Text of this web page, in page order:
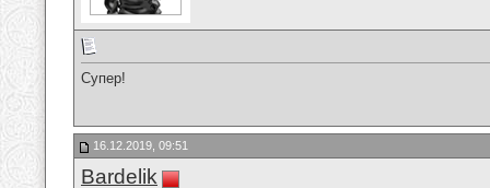
Супер!
16.12.2019, 09:51
Bardelik